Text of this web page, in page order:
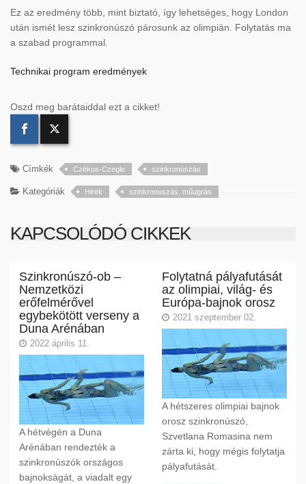
Ez az eredmény több, mint biztató, így lehetséges, hogy London
után ismét lesz szinkronúszó párosunk az olimpián. Folytatás ma
a szabad programmal.
Technikai program eredmények
Oszd meg barátaiddal ezt a cikket!
Címkék Czékus-Czegle szinkronúszás
Kategóriák Hirek szinkronuszás, műugrás
KAPCSOLÓDÓ CIKKEK
Szinkronúszó-ob –
Nemzetközi
erőfelmérővel
egybekötött verseny a
Duna Arénában
2022 április 11.
A hétvégén a Duna
Arénában rendezték a
szinkronúszók országos
bajnokságát, a viadalt egy
Folytatná pályafutását
az olimpiai, világ- és
Európa-bajnok orosz
2021 szeptember 02.
A hétszeres olimpiai bajnok
orosz szinkronúszó,
Szvetlana Romasina nem
zárta ki, hogy mégis folytatja
pályafutását.